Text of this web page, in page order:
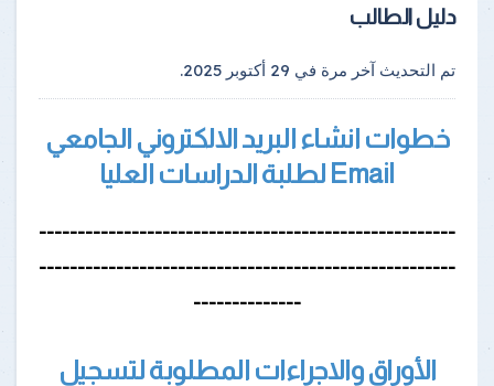
دليل الطالب
تم التحديث آخر مرة في 29 أكتوبر 2025 .
خطوات انشاء البريد الالكتروني الجامعي
Email لطلبة الدراسات العليا
------------------------------------------------------
------------------------------------------------------
--------------
الأوراق والاجراءات المطلوبة لتسجيل